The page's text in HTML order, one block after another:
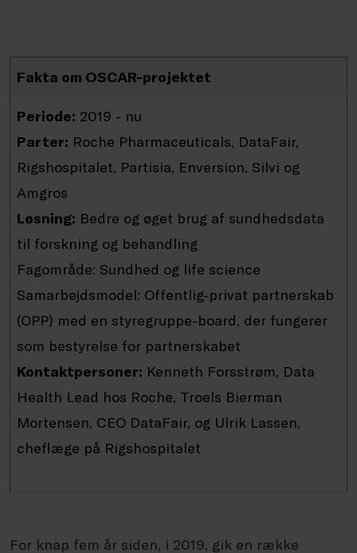
Fakta om OSCAR-projektet
Periode: 2019 - nu
Parter: Roche Pharmaceuticals, DataFair,
Rigshospitalet, Partisia, Enversion, Silvi og
Amgros
Løsning: Bedre og øget brug af sundhedsdata
til forskning og behandling
Fagområde: Sundhed og life science
Samarbejdsmodel: Offentlig-privat partnerskab
(OPP) med en styregruppe-board, der fungerer
som bestyrelse for partnerskabet
Kontaktpersoner: Kenneth Forsstrøm, Data
Health Lead hos Roche, Troels Bierman
Mortensen, CEO DataFair, og Ulrik Lassen,
cheflæge på Rigshospitalet
For knap fem år siden, i 2019, gik en række